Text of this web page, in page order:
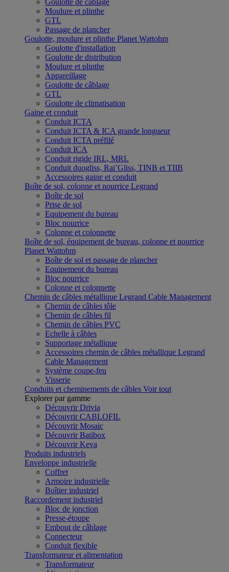
Goulotte de câblage
Moulure et plinthe
GTL
Passage de plancher
Goulotte, moulure et plinthe Planet Wattohm
Goulotte d'installation
Goulotte de distribution
Moulure et plinthe
Appareillage
Goulotte de câblage
GTL
Goulotte de climatisation
Gaine et conduit
Conduit ICTA
Conduit ICTA & ICA grande longueur
Conduit ICTA préfilé
Conduit ICA
Conduit rigide IRL, MRL
Conduit duogliss, Rai’Gliss, TINB et TIIB
Accessoires gaine et conduit
Boîte de sol, colonne et nourrice Legrand
Boîte de sol
Prise de sol
Equipement du bureau
Bloc nourrice
Colonne et colonnette
Boîte de sol, équipement de bureau, colonne et nourrice
Planet Wattohm
Boîte de sol et passage de plancher
Equipement du bureau
Bloc nourrice
Colonne et colonnette
Chemin de câbles métallique Legrand Cable Management
Chemin de câbles tôle
Chemin de câbles fil
Chemin de câbles PVC
Echelle à câbles
Supportage métallique
Accessoires chemin de câbles métallique Legrand
Cable Management
Système coupe-feu
Visserie
Conduits et cheminements de câbles Voir tout
Explorer par gamme
Découvrir Drivia
Découvrir CABLOFIL
Découvrir Mosaic
Découvrir Batibox
Découvrir Keva
Produits industriels
Enveloppe industrielle
Coffret
Armoire industrielle
Boîtier industriel
Raccordement industriel
Bloc de jonction
Presse-étoupe
Embout de câblage
Connecteur
Conduit flexible
Transformateur et alimentation
Transformateur